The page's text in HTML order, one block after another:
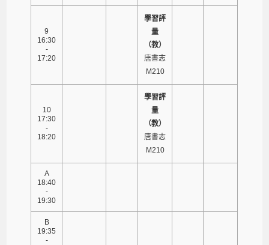
9
16:30
-
17:20
學習評
量
（教）
唐書志
M210
10
17:30
-
18:20
學習評
量
（教）
唐書志
M210
A
18:40
-
19:30
B
19:35
-